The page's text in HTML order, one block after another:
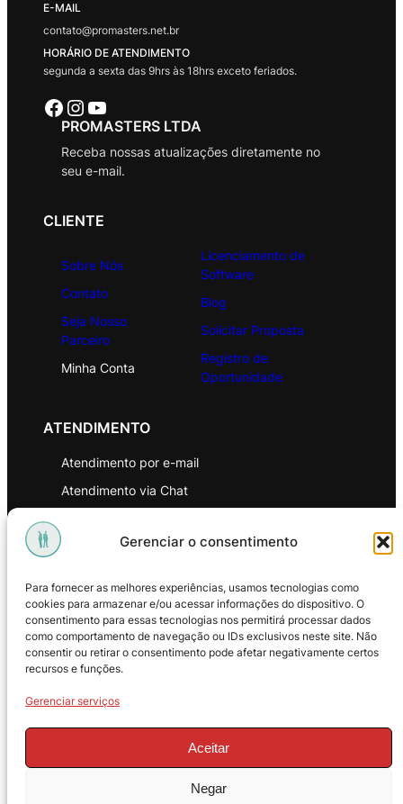
Gerenciar o consentimento
Para fornecer as melhores experiências, usamos tecnologias como
cookies para armazenar e/ou acessar informações do dispositivo. O
consentimento para essas tecnologias nos permitirá processar dados
como comportamento de navegação ou IDs exclusivos neste site. Não
consentir ou retirar o consentimento pode afetar negativamente certos
recursos e funções.
Gerenciar serviços
Aceitar
Negar
E-MAIL
contato@promasters.net.br
HORÁRIO DE ATENDIMENTO
segunda a sexta das 9hrs às 18hrs exceto feriados.
Facebook Instagram Youtube
PROMASTERS LTDA
Receba nossas atualizações diretamente no
seu e-mail.
CLIENTE
Sobre Nós
Contato
Seja Nosso
Parceiro
Minha Conta
Licenciamento de
Software
Blog
Solicitar Proposta
Registro de
Oportunidade
ATENDIMENTO
Atendimento por e-mail
Atendimento via Chat
Política de Privacidade
Política de Troca e Devoluções
Política de Reembolso